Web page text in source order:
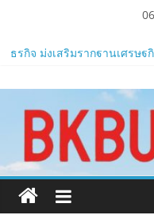
content
ZTE จับมือ AIS อัปเกรด
Biodiversity &
นโยบาย Nature Positive สู่
ห้ามพลาด! Smilegate เปิดตัว
LORDNINE 29 ก.ค. นี้
LORDNINE ครบรอบ 1 ปี!
พร้อมอาวุธเคียวและศึกกิลด์-
Smilegate ฉลองครบรอบ 1
เสนอ
ข่าว
ครบ
ทุก